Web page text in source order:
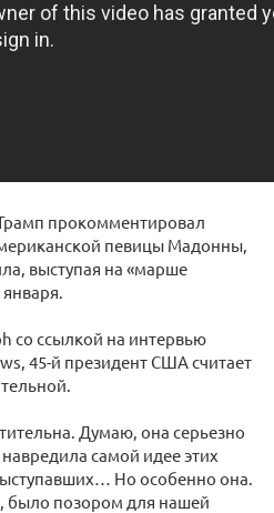
прокомментировал
певицы Мадонны,
выступая на «марше
со ссылкой на интервью
45-й президент США считает
Думаю, она серьезно
самой идее этих
Но особенно она.
было позором для нашей